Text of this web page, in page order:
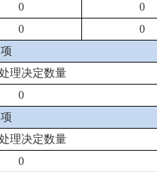
0
0
0
0
理决定数量
0
理决定数量
0